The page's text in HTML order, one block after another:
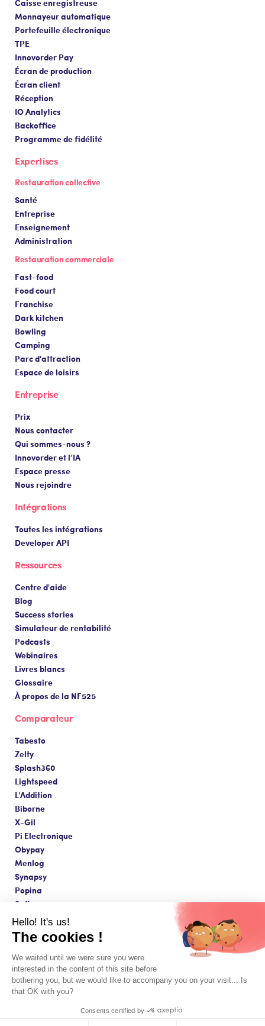
Monnayeur automatique
Portefeuille électronique
TPE
Innovorder Pay
Écran de production
Écran client
Réception
IO Analytics
Backoffice
Programme de fidélité
Expertises
Restauration collective
Santé
Entreprise
Enseignement
Administration
Restauration commerciale
Fast-food
Food court
Franchise
Dark kitchen
Bowling
Camping
Parc d'attraction
Espace de loisirs
Entreprise
Prix
Nous contacter
Qui sommes-nous ?
Innovorder et l’IA
Espace presse
Nous rejoindre
Intégrations
Toutes les intégrations
Developer API
Ressources
Centre d'aide
Blog
Success stories
Simulateur de rentabilité
Podcasts
Webinaires
Livres blancs
Glossaire
À propos de la NF525
Comparateur
Tabesto
Zelty
Splash360
Lightspeed
L'Addition
Biborne
X-Gil
Pi Electronique
Obypay
Menlog
Synapsy
Popina
Softavera
Fait avec amour à Paris ❤️
CGV & Mentions légales © Copyright 2026 - Innovorder SAS
Hello! It's us!
The cookies !
We waited until we were sure you were
interested in the content of this site before
bothering you, but we would like to accompany you on your visit... Is
that OK with you?
Consents certified by